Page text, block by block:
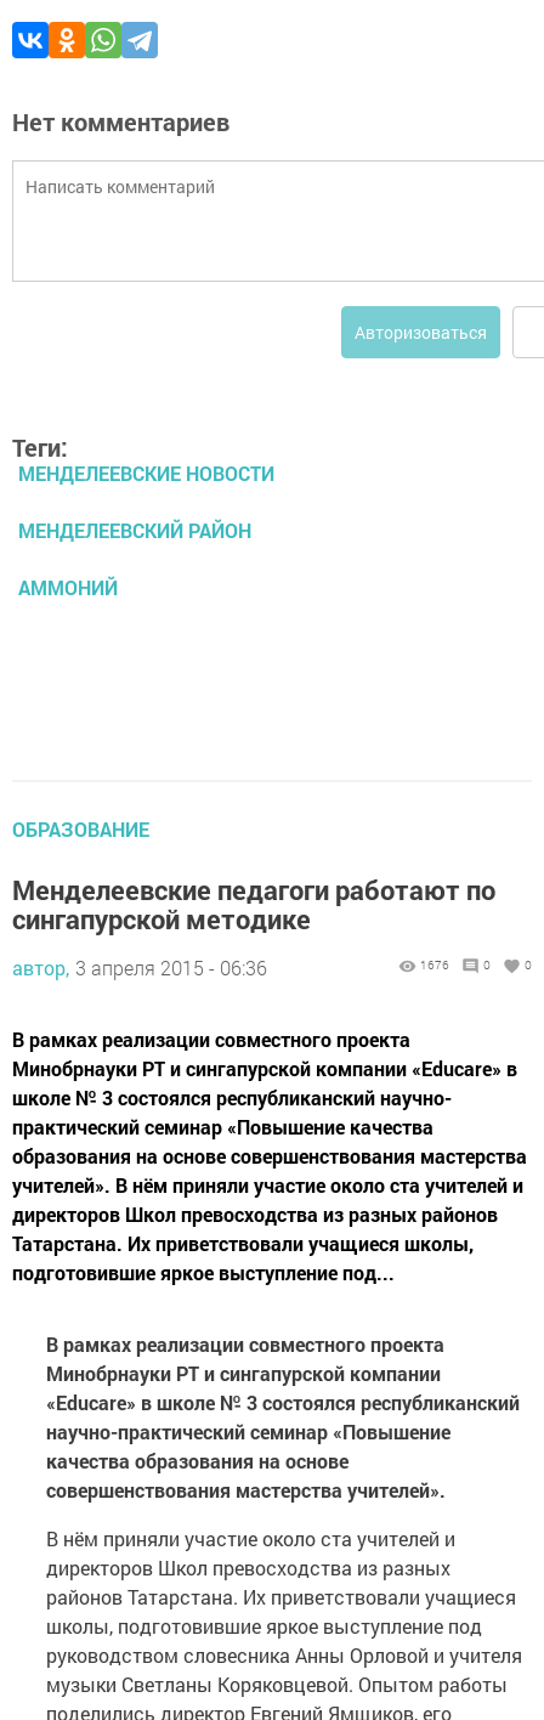
Нет комментариев
Авторизоваться
Теги:
МЕНДЕЛЕЕВСКИЕ НОВОСТИ
МЕНДЕЛЕЕВСКИЙ РАЙОН
АММОНИЙ
ОБРАЗОВАНИЕ
Менделеевские педагоги работают по
сингапурской методике
автор, 3 апреля 2015 - 06:36 1676 0 0
В рамках реализации совместного проекта
Минобрнауки РТ и сингапурской компании «Educare» в
школе № 3 состоялся республиканский научно-
практический семинар «Повышение качества
образования на основе совершенствования мастерства
учителей». В нём приняли участие около ста учителей и
директоров Школ превосходства из разных районов
Татарстана. Их приветствовали учащиеся школы,
подготовившие яркое выступление под...
В рамках реализации совместного проекта
Минобрнауки РТ и сингапурской компании
«Educare» в школе № 3 состоялся республиканский
научно-практический семинар «Повышение
качества образования на основе
совершенствования мастерства учителей».
В нём приняли участие около ста учителей и
директоров Школ превосходства из разных
районов Татарстана. Их приветствовали учащиеся
школы, подготовившие яркое выступление под
руководством словесника Анны Орловой и учителя
музыки Светланы Коряковцевой. Опытом работы
поделились директор Евгений Ямщиков, его